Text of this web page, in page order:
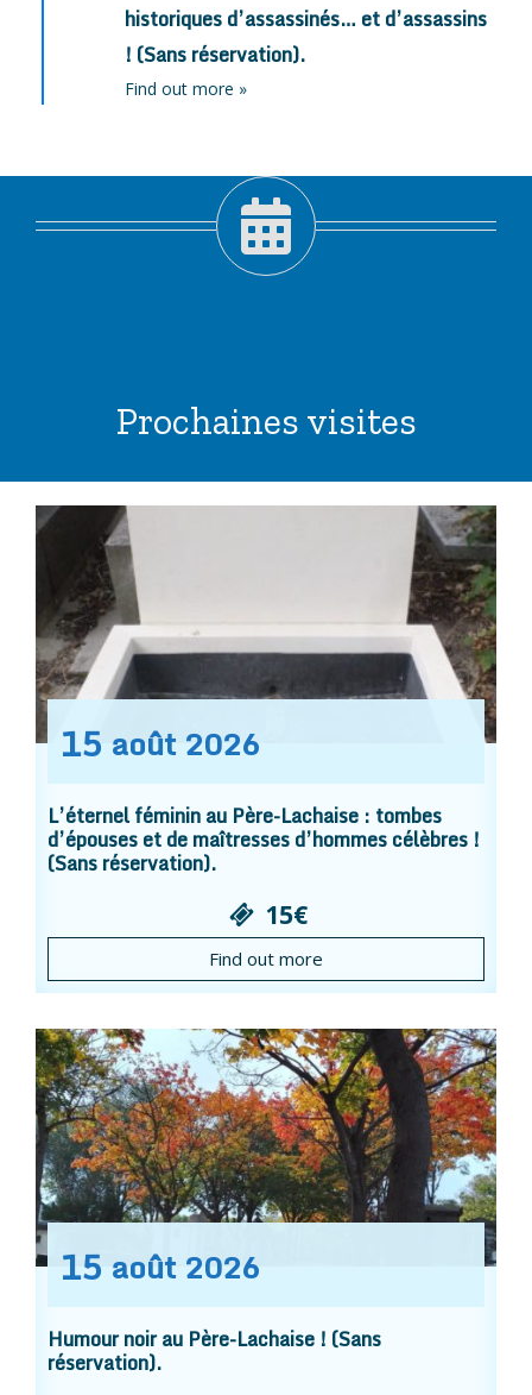
historiques d’assassinés… et d’assassins
! (Sans réservation).
Find out more »
Prochaines visites
15 août 2026
L’éternel féminin au Père-Lachaise : tombes
d’épouses et de maîtresses d’hommes célèbres !
(Sans réservation).
15€
Find out more
15 août 2026
Humour noir au Père-Lachaise ! (Sans
réservation).